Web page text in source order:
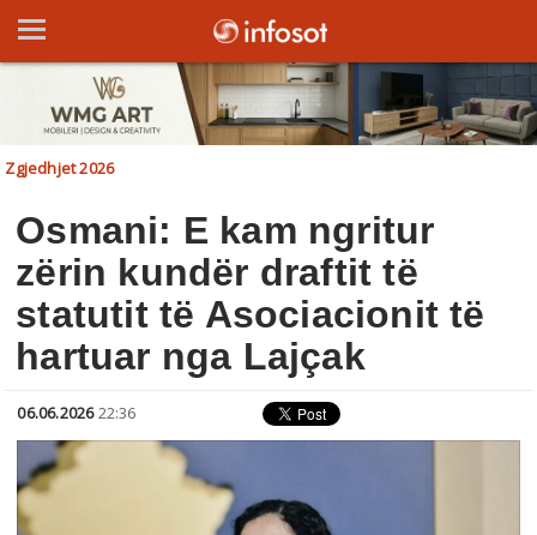
Zgjedhjet 2026
Osmani: E kam ngritur
zërin kundër draftit të
statutit të Asociacionit të
hartuar nga Lajçak
06.06.202622:36